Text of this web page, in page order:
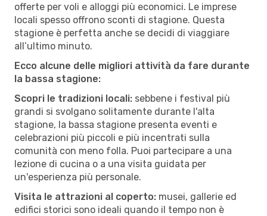
offerte per voli e alloggi più economici. Le imprese
locali spesso offrono sconti di stagione. Questa
stagione è perfetta anche se decidi di viaggiare
all’ultimo minuto.
Ecco alcune delle migliori attività da fare durante
la bassa stagione:
Scopri le tradizioni locali: sebbene i festival più
grandi si svolgano solitamente durante l'alta
stagione, la bassa stagione presenta eventi e
celebrazioni più piccoli e più incentrati sulla
comunità con meno folla. Puoi partecipare a una
lezione di cucina o a una visita guidata per
un'esperienza più personale.
Visita le attrazioni al coperto: musei, gallerie ed
edifici storici sono ideali quando il tempo non è